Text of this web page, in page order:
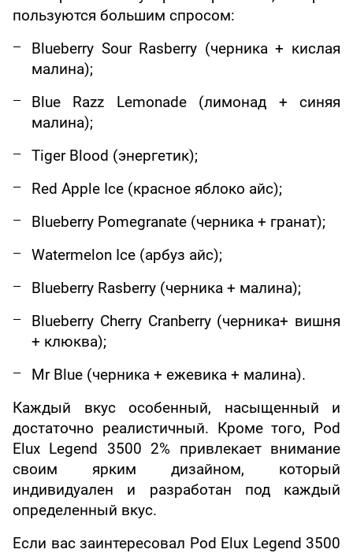
пользуются большим спросом:
Blueberry Sour Rasberry (черника + кислая
малина);
Blue Razz Lemonade (лимонад + синяя
малина);
Tiger Blood (энергетик);
Red Apple Ice (красное яблоко айс);
Blueberry Pomegranate (черника + гранат);
Watermelon Ice (арбуз айс);
Blueberry Rasberry (черника + малина);
Blueberry Cherry Cranberry (черника+ вишня
+ клюква);
Mr Blue (черника + ежевика + малина).
Каждый вкус особенный, насыщенный и
достаточно реалистичный. Кроме того, Pod
Elux Legend 3500 2% привлекает внимание
своим ярким дизайном, который
индивидуален и разработан под каждый
определенный вкус.
Если вас заинтересовал Pod Elux Legend 3500